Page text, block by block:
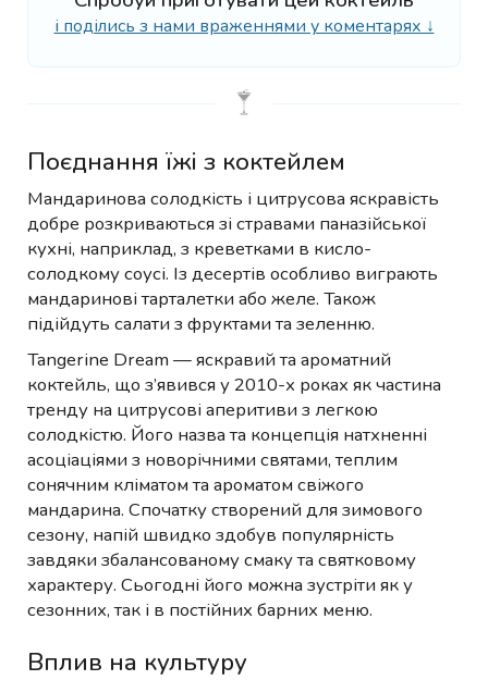
і поділись з нами враженнями у коментарях ↓
Поєднання їжі з коктейлем
Мандаринова солодкість і цитрусова яскравість
добре розкриваються зі стравами паназійської
кухні, наприклад, з креветками в кисло-
солодкому соусі. Із десертів особливо виграють
мандаринові тарталетки або желе. Також
підійдуть салати з фруктами та зеленню.
Tangerine Dream — яскравий та ароматний
коктейль, що з’явився у 2010-х роках як частина
тренду на цитрусові аперитиви з легкою
солодкістю. Його назва та концепція натхненні
асоціаціями з новорічними святами, теплим
сонячним кліматом та ароматом свіжого
мандарина. Спочатку створений для зимового
сезону, напій швидко здобув популярність
завдяки збалансованому смаку та святковому
характеру. Сьогодні його можна зустріти як у
сезонних, так і в постійних барних меню.
Вплив на культуру